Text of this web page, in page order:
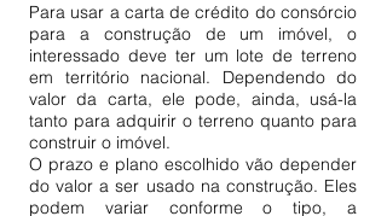
Para usar a carta de crédito do consórcio
para a construção de um imóvel, o
interessado deve ter um lote de terreno
em território nacional. Dependendo do
valor da carta, ele pode, ainda, usá-la
tanto para adquirir o terreno quanto para
construir o imóvel.
O prazo e plano escolhido vão depender
do valor a ser usado na construção. Eles
podem variar conforme o tipo, a